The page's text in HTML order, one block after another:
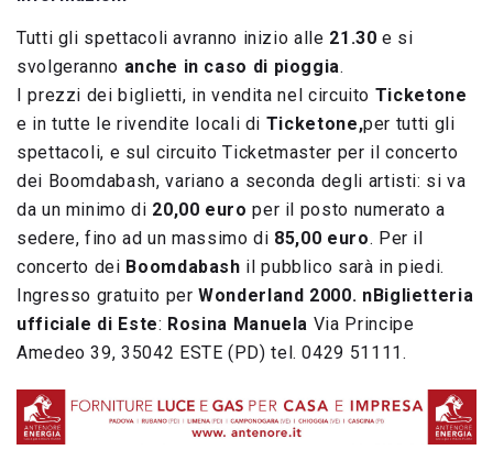
Tutti gli spettacoli avranno inizio alle 21.30 e si
svolgeranno anche in caso di pioggia.
I prezzi dei biglietti, in vendita nel circuito Ticketone
e in tutte le rivendite locali di Ticketone,per tutti gli
spettacoli, e sul circuito Ticketmaster per il concerto
dei Boomdabash, variano a seconda degli artisti: si va
da un minimo di 20,00 euro per il posto numerato a
sedere, fino ad un massimo di 85,00 euro. Per il
concerto dei Boomdabash il pubblico sarà in piedi.
Ingresso gratuito perWonderland 2000. nBiglietteria
ufficiale di Este: Rosina Manuela Via Principe
Amedeo 39, 35042 ESTE (PD) tel. 0429 51111.